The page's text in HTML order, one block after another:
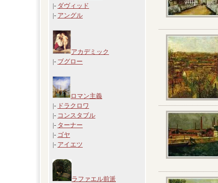
|- ダヴィッド
|- アングル
アカデミック
|- ブグロー
ロマン主義
|- ドラクロワ
|- コンスタブル
|- ターナー
|- ゴヤ
|- アイエツ
ラファエル前派